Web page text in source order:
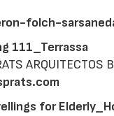
folch-
111_Terrassa
ARQUITECTOS
for